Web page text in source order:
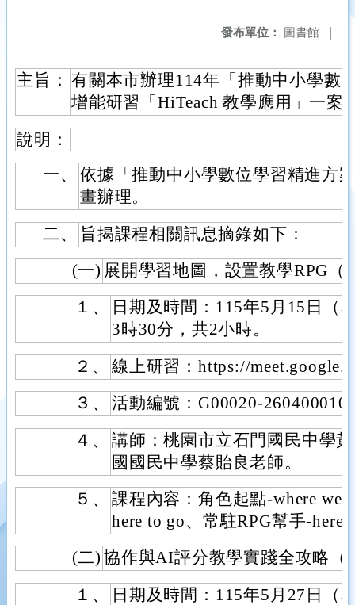
發布單位： 圖書館 |
主旨： 有關本市辦理114年「推動中小學數
增能研習「HiTeach 教學應用」一案
說明：
一、
依據「推動中小學數位學習精進方
畫辦理。
二、
旨揭課程相關訊息摘錄如下：
(一) 展開學習地圖，設置教學RPG（
１、
日期及時間：115年5月15日（
3時30分，共2小時。
２、
線上研習：https://
３、
活動編號：G00020-260400010
４、
講師：桃園市立石門國民中學
國國民中學蔡貽良老師。
５、
課程內容：角色起點-where we
here to go、常駐RPG幫手-here
(二) 協作與AI評分教學實踐全攻略（
１、
日期及時間：115年5月27日（